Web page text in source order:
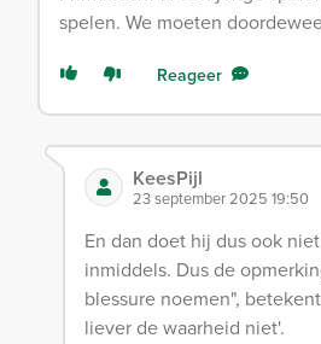
spelen. We moeten
Reageer
KeesPijl
23 september 2025 19:50
En dan doet hij dus ook
inmiddels. Dus de
blessure noemen",
liever de waarheid niet'.